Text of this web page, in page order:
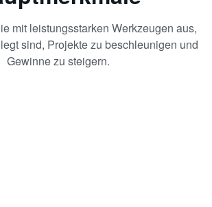
mit leistungsstarken Werkzeugen aus,
sind, Projekte zu beschleunigen und
Gewinne zu steigern.